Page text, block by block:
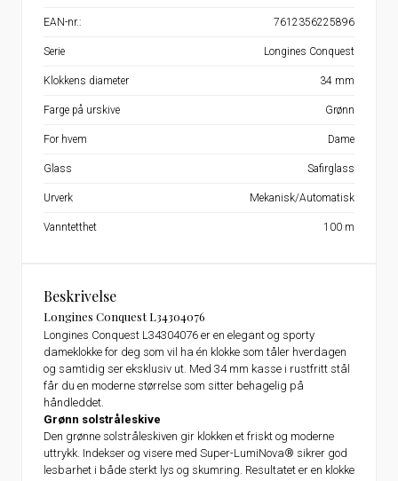
Beskrivelse
Longines Conquest L34304076
Longines Conquest L34304076 er en elegant og sporty
dameklokke for deg som vil ha én klokke som tåler hverdagen
og samtidig ser eksklusiv ut. Med 34 mm kasse i rustfritt stål
får du en moderne størrelse som sitter behagelig på
håndleddet.
Grønn solstråleskive
Den grønne solstråleskiven gir klokken et friskt og moderne
uttrykk. Indekser og visere med Super-LumiNova® sikrer god
lesbarhet i både sterkt lys og skumring. Resultatet er en klokke
EAN-nr.: 7612356225896
Serie Longines Conquest
Klokkens diameter 34 mm
Farge på urskive Grønn
For hvem Dame
Glass Safirglass
Urverk Mekanisk/Automatisk
Vanntetthet 100 m